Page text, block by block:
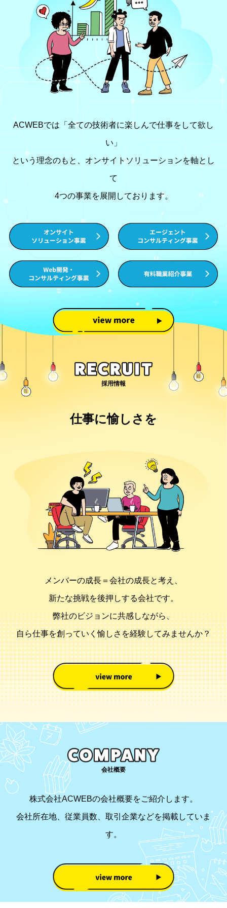
ACWEBでは「全ての技術者に楽しんで仕事をして欲し
い」
という理念のもと、オンサイトソリューションを軸とし
て
4つの事業を展開しております。
採用情報
仕事に愉しさを
メンバーの成長＝会社の成長と考え、
新たな挑戦を後押しする会社です。
弊社のビジョンに共感しながら、
自ら仕事を創っていく愉しさを経験してみませんか？
会社概要
株式会社ACWEBの会社概要をご紹介します。
会社所在地、従業員数、取引企業などを掲載していま
す。